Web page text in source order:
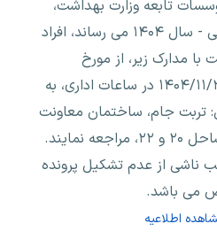
تابعه وزارت بهداشت،
درمان و آموزش پزشکی - سال ۱۴۰۴ می رساند، افراد
مدارک زیر، از مورخ
۱۴۰۴/۱۱/۱۸ لغایت ۱۴۰۴/۱۱/۲۱ در ساعات اداری، به
تربت جام، ساختمان معاونت
درمان، بین خیابان ساحل ۲۰ و ۲۲، مراجعه نمایند.
ناشی از عدم تشکیل پرونده
می باشد.
اطلاعیه